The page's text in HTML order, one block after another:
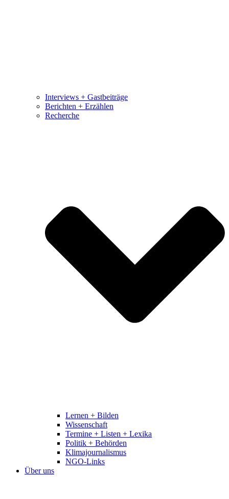
Interviews + Gastbeiträge
Berichten + Erzählen
Recherche
Lernen + Bilden
Wissenschaft
Termine + Listen + Lexika
Politik + Behörden
Klimajournalismus
NGO-Links
Über uns